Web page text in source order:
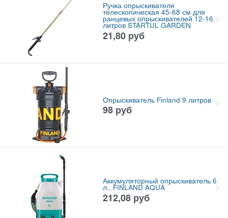
Ручка опрыскивателя
телескопическая 45-68 см для
ранцевых опрыскивателей 12-16
литров STARTUL GARDEN
21,80 руб
Опрыскиватель Finland 9 литров
98 руб
Аккумуляторный опрыскиватель 6
л., FINLAND AQUA
212,08 руб